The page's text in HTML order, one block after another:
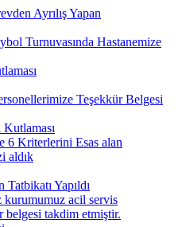
Ayrılış Yapan
Turnuvasında Hastanemize
Teşekkür Belgesi
Kutlaması
6 Kriterlerini Esas alan
aldık
Tatbikatı Yapıldı
kurumumuz acil servis
belgesi takdim etmiştir.